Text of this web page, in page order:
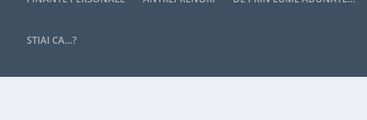
STIAI CA…?